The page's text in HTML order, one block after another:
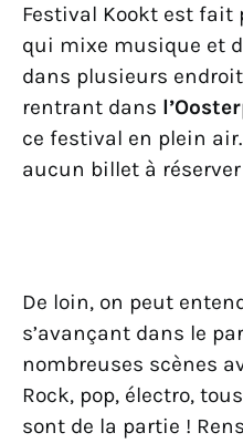
Festival Kookt est fait
qui mixe musique et
dans plusieurs
rentrant dans
ce festival en plein
aucun billet à réserver
De loin, on peut
s’avançant dans le
nombreuses scènes
Rock, pop, électro,
sont de la partie !